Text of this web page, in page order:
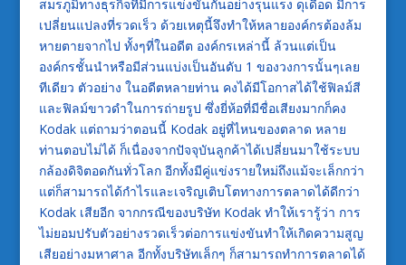
สมรภูมิทางธุรกิจที่มีการแข่งขันกันอย่างรุนแรง ดุเดือด มีการ
เปลี่ยนแปลงที่รวดเร็ว ด้วยเหตุนี้จึงทำให้หลายองค์กรต้องล้ม
หายตายจากไป ทั้งๆที่ในอดีต องค์กรเหล่านี้ ล้วนแต่เป็น
องค์กรชั้นนำหรือมีส่วนแบ่งเป็นอันดับ 1 ของวงการนั้นๆเลย
ทีเดียว ตัวอย่าง ในอดีตหลายท่าน คงได้มีโอกาสได้ใช้ฟิลม์สี
และฟิลม์ขาวดำในการถ่ายรูป ซึ่งยี่ห้อที่มีชื่อเสียงมากก็คง
Kodak แต่ถามว่าตอนนี้ Kodak อยู่ที่ไหนของตลาด หลาย
ท่านตอบไม่ได้ ก็เนื่องจากปัจจุบันลูกค้าได้เปลี่ยนมาใช้ระบบ
กล้องดิจิตอดกันทั่วโลก อีกทั้งมีคู่แข่งรายใหม่ถึงแม้จะเล็กกว่า
แต่ก็สามารถได้กำไรและเจริญเติบโตทางการตลาดได้ดีกว่า
Kodak เสียอีก จากกรณีของบริษัท Kodak ทำให้เรารู้ว่า การ
ไม่ยอมปรับตัวอย่างรวดเร็วต่อการแข่งขันทำให้เกิดความสูญ
เสียอย่างมหาศาล อีกทั้งบริษัทเล็กๆ ก็สามารถทำการตลาดได้